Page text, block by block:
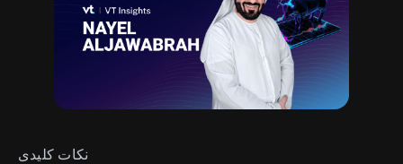
نکات کلیدی